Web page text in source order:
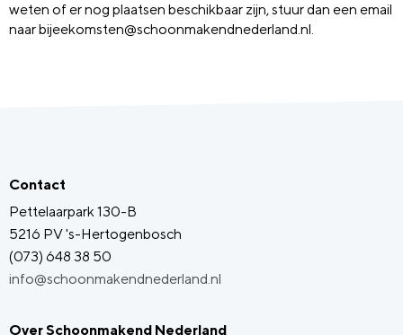
weten of er nog plaatsen beschikbaar zijn, stuur dan een email
naar bijeekomsten@schoonmakendnederland.nl.
Contact
Pettelaarpark 130-B
5216 PV 's-Hertogenbosch
(073) 648 38 50
info@schoonmakendnederland.nl
Over Schoonmakend Nederland